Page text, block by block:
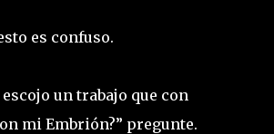
es confuso.
escojo un trabajo que con
mi Embrión?” pregunte.